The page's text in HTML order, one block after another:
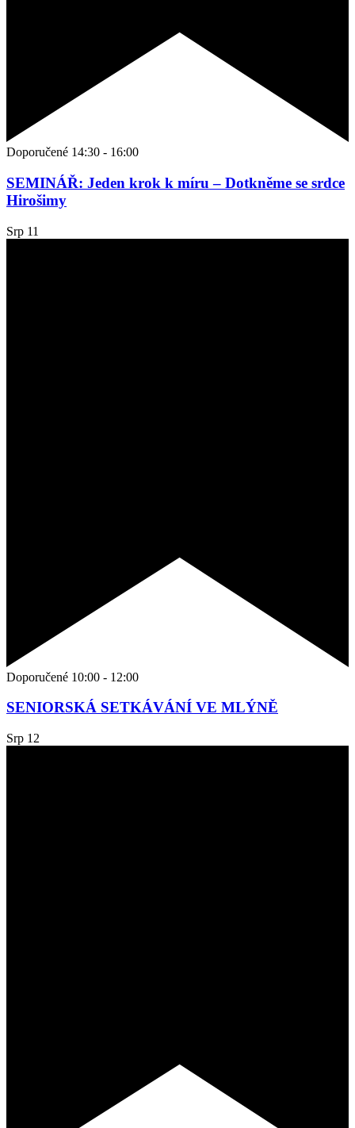
Doporučené 14:30 - 16:00
SEMINÁŘ: Jeden krok k míru – Dotkněme se srdce
Hirošimy
Srp 11
Doporučené 10:00 - 12:00
SENIORSKÁ SETKÁVÁNÍ VE MLÝNĚ
Srp 12